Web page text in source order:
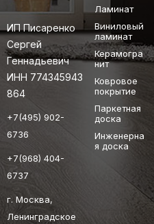
ИП Писаренко
Сергей
Геннадьевич
ИНН 774345943
864
+7(495) 902-
6736
+7(968) 404-
6737
г. Москва,
Ленинградское
Ламинат
Виниловый
ламинат
Керамогра
нит
Ковровое
покрытие
Паркетная
доска
Инженерна
я доска